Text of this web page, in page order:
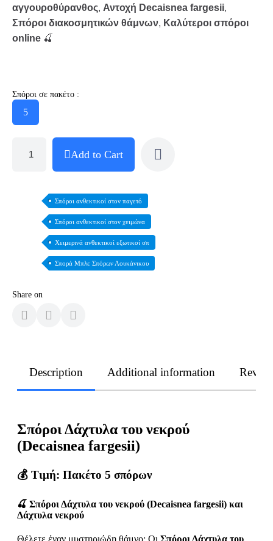
αγγουροθύρανθος, Αντοχή Decaisnea fargesii,
Σπόροι διακοσμητικών θάμνων, Καλύτεροι σπόροι
online 🍒
Σπόροι σε πακέτο :
5
Add to Cart
Σπόροι ανθεκτικοί στον παγετό
Σπόροι ανθεκτικοί στον χειμώνα
Χειμερινά ανθεκτικοί εξωτικοί σπ
Σπορά Μπλε Σπόρων Λουκάνικου
Share on
Description Additional information
Σπόροι Δάχτυλα του νεκρού
(Decaisnea fargesii)
💰 Τιμή: Πακέτο 5 σπόρων
🍒 Σπόροι Δάχτυλα του νεκρού (Decaisnea fargesii) και
Δάχτυλα νεκρού